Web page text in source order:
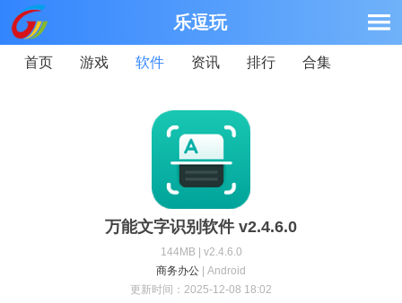
乐逗玩
首页 游戏 软件 资讯 排行 合集
万能文字识别软件 v2.4.6.0
144MB | v2.4.6.0
商务办公 | Android
更新时间： 2025-12-08 18:02